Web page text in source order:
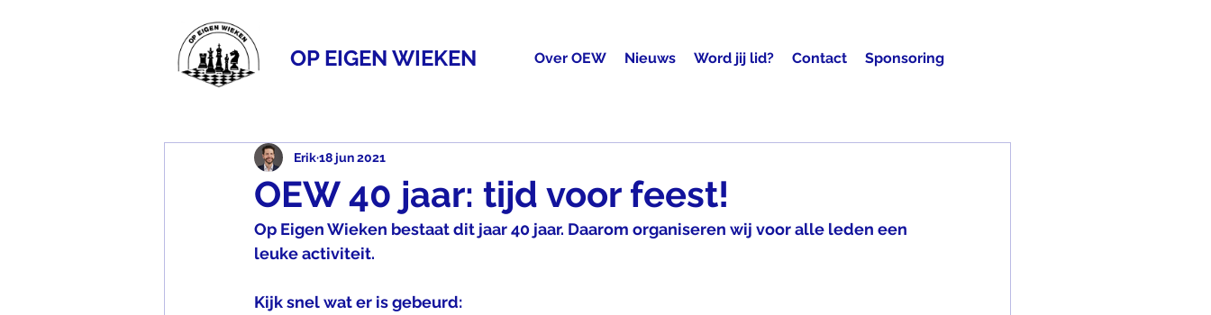
OP EIGEN WIEKEN Over OEW Nieuws Word jij lid? Contact Sponsoring
OEW 40 jaar: tijd voor feest!
Erik18 jun 2021
Op Eigen Wieken bestaat dit jaar 40 jaar. Daarom organiseren wij voor alle leden een
leuke activiteit.
Kijk snel wat er is gebeurd: